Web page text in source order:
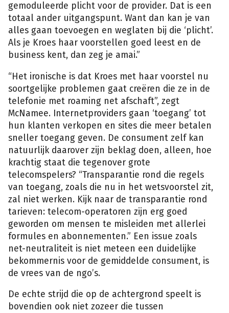
gemoduleerde plicht voor de provider. Dat is een
totaal ander uitgangspunt. Want dan kan je van
alles gaan toevoegen en weglaten bij die ‘plicht’.
Als je Kroes haar voorstellen goed leest en de
business kent, dan zeg je amai.”
“Het ironische is dat Kroes met haar voorstel nu
soortgelijke problemen gaat creëren die ze in de
telefonie met roaming net afschaft”, zegt
McNamee. Internetproviders gaan ‘toegang’ tot
hun klanten verkopen en sites die meer betalen
sneller toegang geven. De consument zelf kan
natuurlijk daarover zijn beklag doen, alleen, hoe
krachtig staat die tegenover grote
telecomspelers? “Transparantie rond die regels
van toegang, zoals die nu in het wetsvoorstel zit,
zal niet werken. Kijk naar de transparantie rond
tarieven: telecom-operatoren zijn erg goed
geworden om mensen te misleiden met allerlei
formules en abonnementen.” Een issue zoals
net-neutraliteit is niet meteen een duidelijke
bekommernis voor de gemiddelde consument, is
de vrees van de ngo’s.
De echte strijd die op de achtergrond speelt is
bovendien ook niet zozeer die tussen